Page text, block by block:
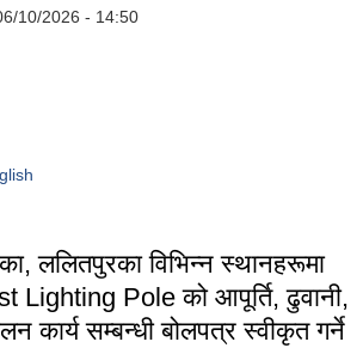
10/2026 - 14:50
नागरिक औषधि उपचार सेवाको लागि आवश्यक कागजात
ललितपुरका विभिन्न स्थानहरूमा
Lighting Pole को आपूर्ति, ढुवानी,
कार्य सम्बन्धी बोलपत्र स्वीकृत गर्ने